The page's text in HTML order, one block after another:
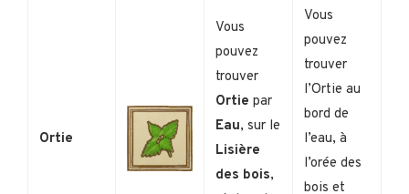
Ortie
Vous
pouvez
trouver
Ortie par
Eau, sur le
Lisière
des bois,
Vous
pouvez
trouver
l’Ortie au
bord de
l’eau, à
l’orée des
bois et